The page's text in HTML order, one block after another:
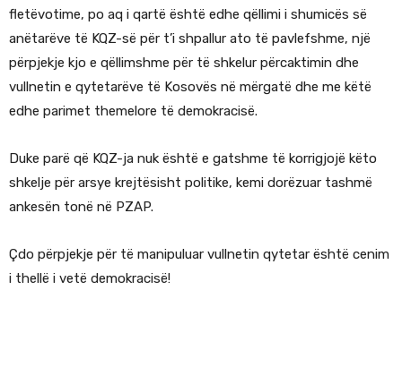
fletëvotime, po aq i qartë është edhe qëllimi i shumicës së
anëtarëve të KQZ-së për t’i shpallur ato të pavlefshme, një
përpjekje kjo e qëllimshme për të shkelur përcaktimin dhe
vullnetin e qytetarëve të Kosovës në mërgatë dhe me këtë
edhe parimet themelore të demokracisë.
Duke parë që KQZ-ja nuk është e gatshme të korrigjojë këto
shkelje për arsye krejtësisht politike, kemi dorëzuar tashmë
ankesën tonë në PZAP.
Çdo përpjekje për të manipuluar vullnetin qytetar është cenim
i thellë i vetë demokracisë!